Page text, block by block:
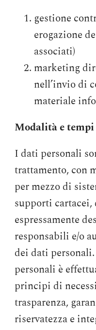
gestione
erogazione
associati)
marketing
nell’invio di
materiale
Modalità e
I dati personali
trattamento, con
per mezzo di
supporti
espressamente
responsabili e/o
dei dati
personali è
principi di
trasparenza,
riservatezza e